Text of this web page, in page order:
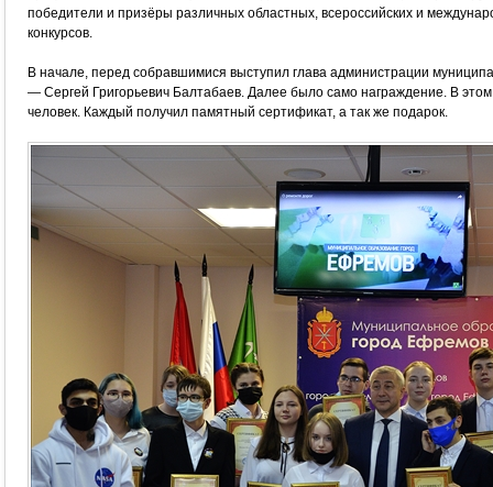
победители и призёры различных областных, всероссийских и
конкурсов.
В начале, перед собравшимися выступил глава администрации
— Сергей Григорьевич Балтабаев. Далее было само награждение. В
человек. Каждый получил памятный сертификат, а так же подарок.